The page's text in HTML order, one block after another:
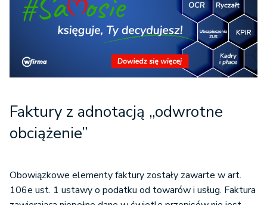
Faktury z adnotacją „odwrotne
obciążenie”
Obowiązkowe elementy faktury zostały zawarte w art.
106e ust. 1 ustawy o podatku od towarów i usług. Faktura